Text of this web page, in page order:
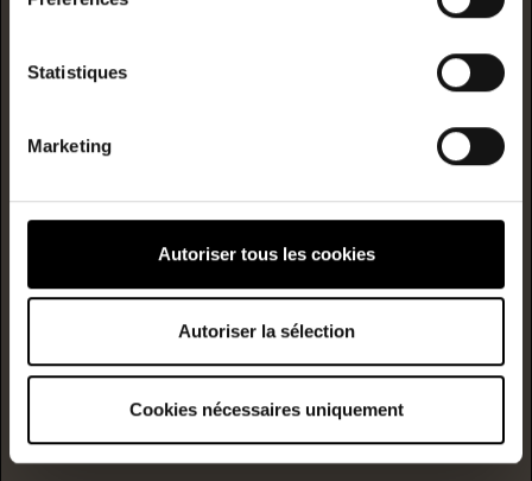
Statistiques
Marketing
Autoriser tous les cookies
Autoriser la sélection
Cookies nécessaires uniquement
logement extrêmement performant
kwh/m²/annéekgCO2/m²/année E
G
logement extrêmement peu performant